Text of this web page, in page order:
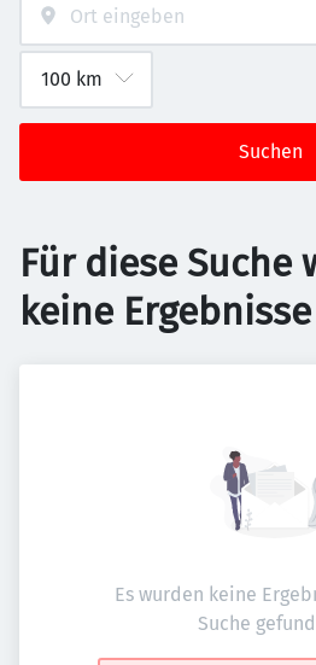
Suchen
Für diese Suche
keine
Es wurden keine
Suche